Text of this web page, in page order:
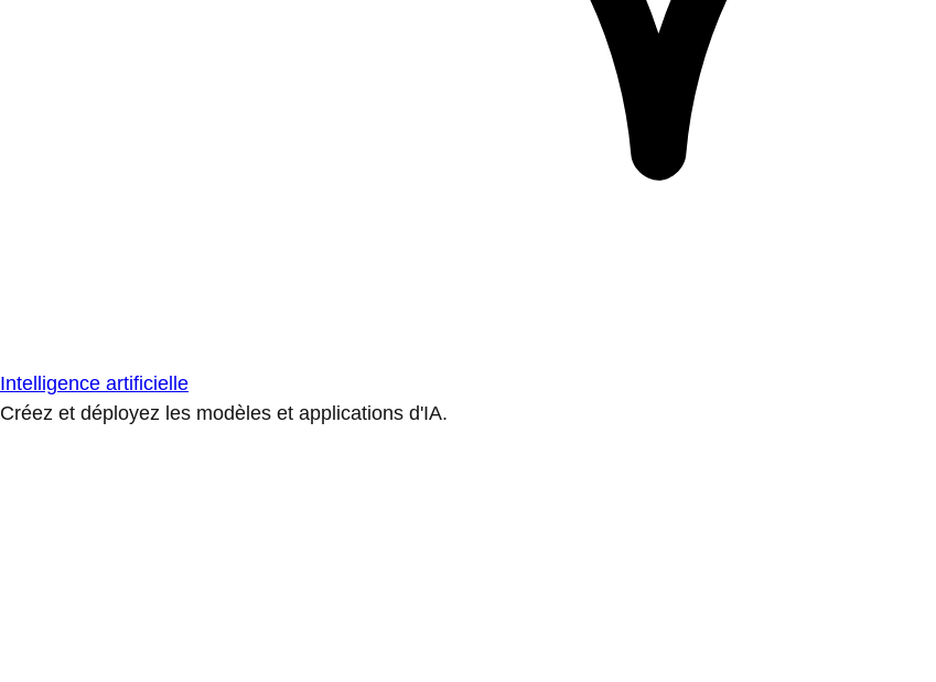
Intelligence artificielle
Créez et déployez les modèles et applications d'IA.